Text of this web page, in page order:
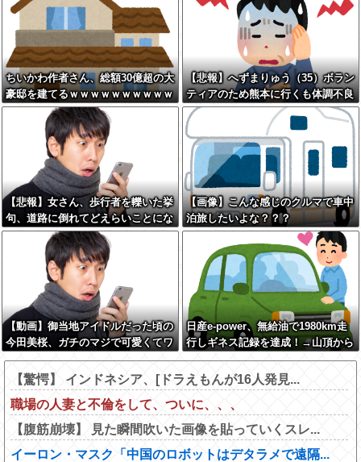
ちいかわ作者さん、総額30億超の大
豪邸を建てるｗｗｗｗｗｗｗｗｗｗ
ｗｗｗｗｗｗｗｗｗ
【悲報】へずまりゅう（35）ボラン
ティアのため熊本に行くも体調不良
で病院に行く
【悲報】女さん、歩行者を轢いた挙
句、道路に倒れてどえらいことにな
ってしまうw w w w w w w
【画像】こんな感じのクルマで車中
泊旅したいよな？？？
【動画】御当地アイドルだった頃の
今田美桜、ガチのマジで可愛くてワ
イらをびびらせまくってしまうw w
w w w w w w
日産e-power、無給油で1980km走
行しギネス記録を達成！→山頂から
下ってるだけでした…
【驚愕】 インドネシア、[ドラえもんが16人発見...
職場の人妻と不倫をして、ついに、、、
【腹筋崩壊】 見た瞬間吹いた画像を貼っていくスレ...
イーロン・マスク「中国のロボットはデタラメで遠隔...